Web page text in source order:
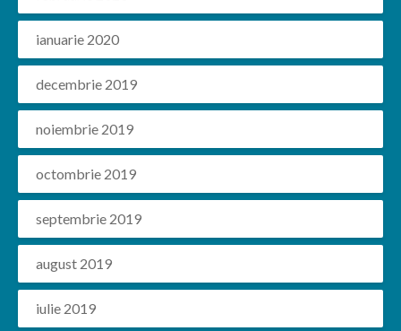
ianuarie 2020
decembrie 2019
noiembrie 2019
octombrie 2019
septembrie 2019
august 2019
iulie 2019